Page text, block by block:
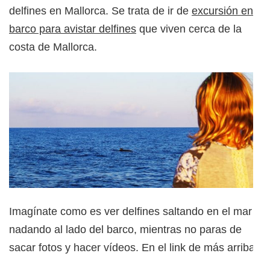
delfines en Mallorca. Se trata de ir de excursión en
barco para avistar delfines que viven cerca de la
costa de Mallorca.
Imagínate como es ver delfines saltando en el mar y
nadando al lado del barco, mientras no paras de
sacar fotos y hacer vídeos. En el link de más arriba